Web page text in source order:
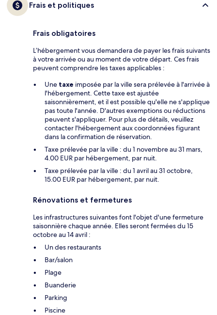
Frais et politiques
Frais obligatoires
L’hébergement vous demandera de payer les frais suivants
à votre arrivée ou au moment de votre départ. Ces frais
peuvent comprendre les taxes applicables :
Une taxe imposée par la ville sera prélevée à l'arrivée à
l'hébergement. Cette taxe est ajustée
saisonnièrement, et il est possible qu'elle ne s'applique
pas toute l'année. D'autres exemptions ou réductions
peuvent s'appliquer. Pour plus de détails, veuillez
contacter l'hébergement aux coordonnées figurant
dans la confirmation de réservation.
Taxe prélevée par la ville : du 1 novembre au 31 mars,
4.00 EUR par hébergement, par nuit.
Taxe prélevée par la ville : du 1 avril au 31 octobre,
15.00 EUR par hébergement, par nuit.
Rénovations et fermetures
Les infrastructures suivantes font l'objet d'une fermeture
saisonnière chaque année. Elles seront fermées du 15
octobre au 14 avril :
Un des restaurants
Bar/salon
Plage
Buanderie
Parking
Piscine